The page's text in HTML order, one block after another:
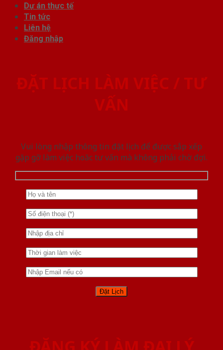
Dự án thực tế
Tin tức
Liên hệ
Đăng nhập
ĐẶT LỊCH LÀM VIỆC / TƯ
VẤN
Vui lòng nhập thông tin đặt lịch để được sắp xếp
gặp gỡ làm việc hoăc tư vấn mà không phải chờ đợi.